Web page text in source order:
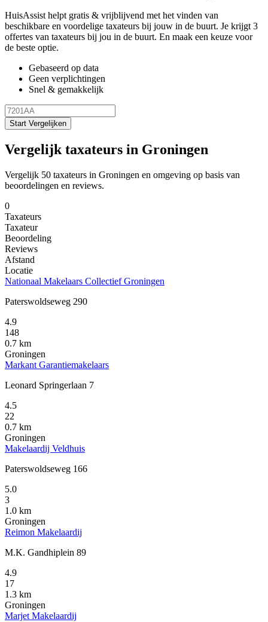
HuisAssist helpt gratis & vrijblijvend met het vinden van
beschikbare en voordelige taxateurs bij jouw in de buurt. Je krijgt 3
offertes van taxateurs bij jou in de buurt. En maak een keuze voor
de beste optie.
Gebaseerd op data
Geen verplichtingen
Snel & gemakkelijk
Start Vergelijken
Vergelijk taxateurs in Groningen
Vergelijk 50 taxateurs in Groningen en omgeving op basis van
beoordelingen en reviews.
0
Taxateurs
Taxateur
Beoordeling
Reviews
Afstand
Locatie
Nationaal Makelaars Collectief Groningen
Paterswoldseweg 290
4.9
148
0.7 km
Groningen
Markant Garantiemakelaars
Leonard Springerlaan 7
4.5
22
0.7 km
Groningen
Makelaardij Veldhuis
Paterswoldseweg 166
5.0
3
1.0 km
Groningen
Reimon Makelaardij
M.K. Gandhiplein 89
4.9
17
1.3 km
Groningen
Marjet Makelaardij